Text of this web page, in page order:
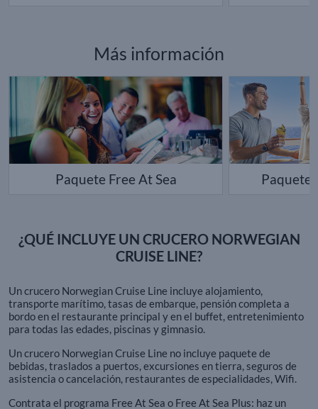
Más información
Paquete Free At Sea Paquete
¿QUÉ INCLUYE UN CRUCERO NORWEGIAN
CRUISE LINE?
Un crucero Norwegian Cruise Line incluye alojamiento,
transporte marítimo, tasas de embarque, pensión completa a
bordo en el restaurante principal y en el buffet, entretenimiento
para todas las edades, piscinas y gimnasio.
Un crucero Norwegian Cruise Line no incluye paquete de
bebidas, traslados a puertos, excursiones en tierra, seguros de
asistencia o cancelación, restaurantes de especialidades, Wifi.
Contrata el programa Free At Sea o Free At Sea Plus: haz un